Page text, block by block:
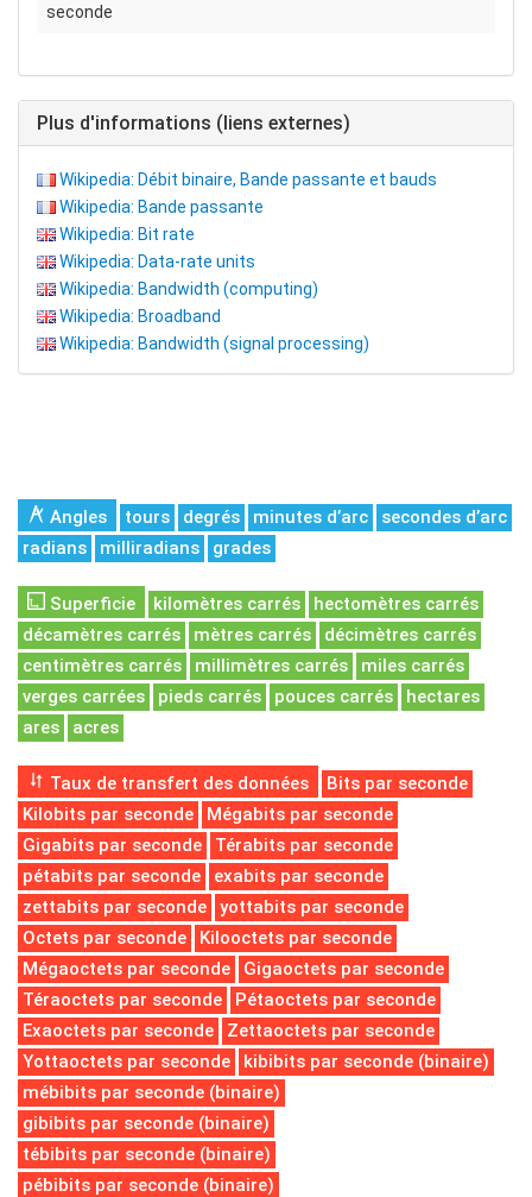
seconde
Plus d'informations (liens externes)
Wikipedia: Débit binaire, Bande passante et bauds
Wikipedia: Bande passante
Wikipedia: Bit rate
Wikipedia: Data-rate units
Wikipedia: Bandwidth (computing)
Wikipedia: Broadband
Wikipedia: Bandwidth (signal processing)
Angles tours degrés minutes d’arc
secondes d’arc
radians
milliradians grades
Superficie kilomètres carrés
hectomètres carrés
décamètres carrés
mètres carrés
décimètres carrés
centimètres carrés
millimètres carrés
miles carrés
verges carrées
pieds carrés pouces carrés
hectares
ares
acres
Taux de transfert des données
Bits par seconde
Kilobits par seconde
Mégabits par seconde
Gigabits par seconde
Térabits par seconde
pétabits par seconde
exabits par seconde
zettabits par seconde
yottabits par seconde
Octets par seconde
Kilooctets par seconde
Mégaoctets par seconde
Gigaoctets par seconde
Téraoctets par seconde
Pétaoctets par seconde
Exaoctets par seconde
Zettaoctets par seconde
Yottaoctets par seconde
kibibits par seconde (binaire)
mébibits par seconde (binaire)
gibibits par seconde (binaire)
tébibits par seconde (binaire)
pébibits par seconde (binaire)